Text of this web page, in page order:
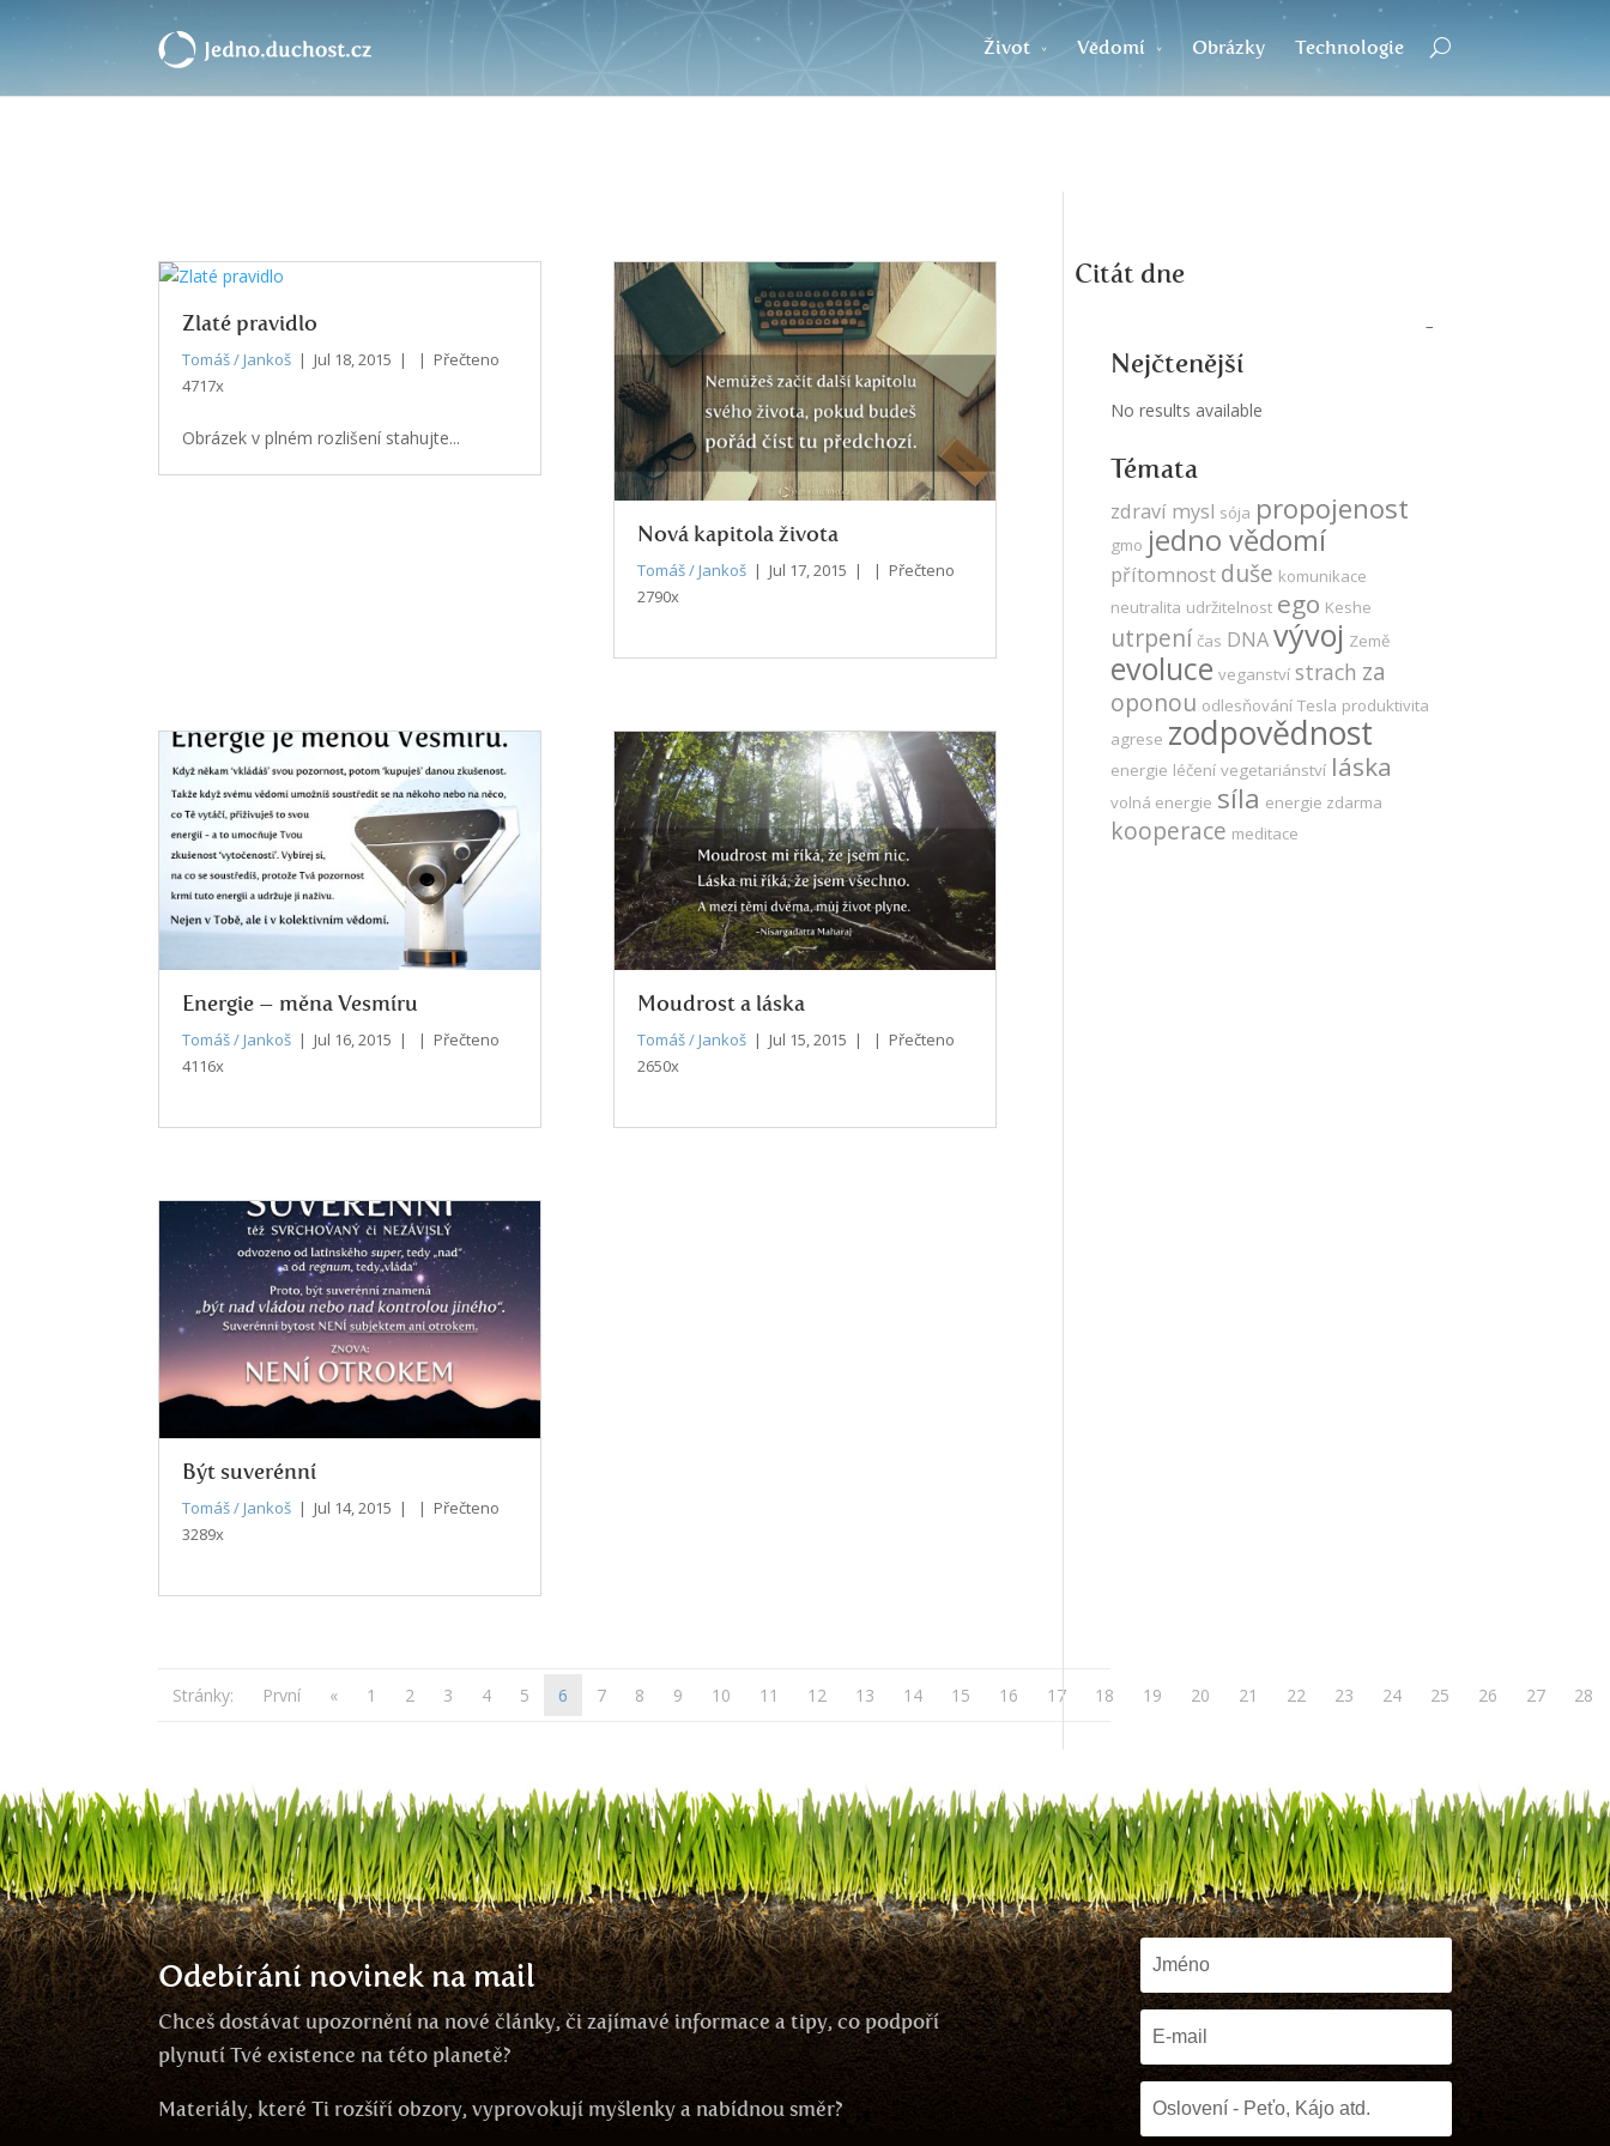
Život Vědomí Obrázky Technologie
Zlaté pravidlo
Tomáš / Jankoš | Jul 18, 2015 | | Přečteno
4717x
Obrázek v plném rozlišení stahujte...
Nová kapitola života
Tomáš / Jankoš | Jul 17, 2015 | | Přečteno
2790x
Energie – měna Vesmíru
Tomáš / Jankoš | Jul 16, 2015 | | Přečteno
4116x
Moudrost a láska
Tomáš / Jankoš | Jul 15, 2015 | | Přečteno
2650x
Být suverénní
Tomáš / Jankoš | Jul 14, 2015 | | Přečteno
3289x
Stránky: První « 1 2 3 4 5 6 7 8 9 10 11 12 13 14 15 16 17 18 19 20 21 22 23 24 25 26 27 28
Citát dne
Nejčtenější
No results available
Témata
zdraví mysl sója propojenost
gmo jedno vědomí
přítomnost duše komunikace
neutralita udržitelnost ego Keshe
utrpení čas DNAvývoj Země
evoluce veganství strach za
oponou odlesňování Tesla produktivita
agrese zodpovědnost
energie léčení vegetariánství láska
volná energie síla energie zdarma
kooperace meditace
Odebírání novinek na mail
Chceš dostávat upozornění na nové články, či zajímavé informace a tipy, co podpoří
plynutí Tvé existence na této planetě?
Materiály, které Ti rozšíří obzory, vyprovokují myšlenky a nabídnou směr?